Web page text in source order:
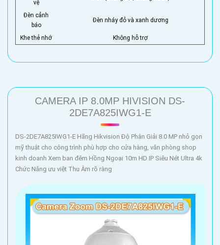
vệ
Đèn cảnh
báo
Đèn nháy đỏ và xanh dương
Khe thẻ nhớ Không hỗ trợ
CAMERA IP 8.0MP HIVISION DS-
2DE7A825IWG1-E
DS-2DE7A825IWG1-E Hãng Hikvision Độ Phân Giải 8.0 MP nhỏ gọn
mỹ thuật cho công trình phù hợp cho cửa hàng, văn phòng shop
kinh doanh Xem ban đêm Hồng Ngoại 10m HD IP Siêu Nét Ultra 4k
Chức Năng ưu việt Thu Âm rõ ràng